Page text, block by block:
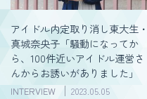
アイドル内定取り消し東大生・
真城奈央子「騒動になってか
ら、100件近いアイドル運営さ
んからお誘いがありました」
INTERVIEW 2023.05.05